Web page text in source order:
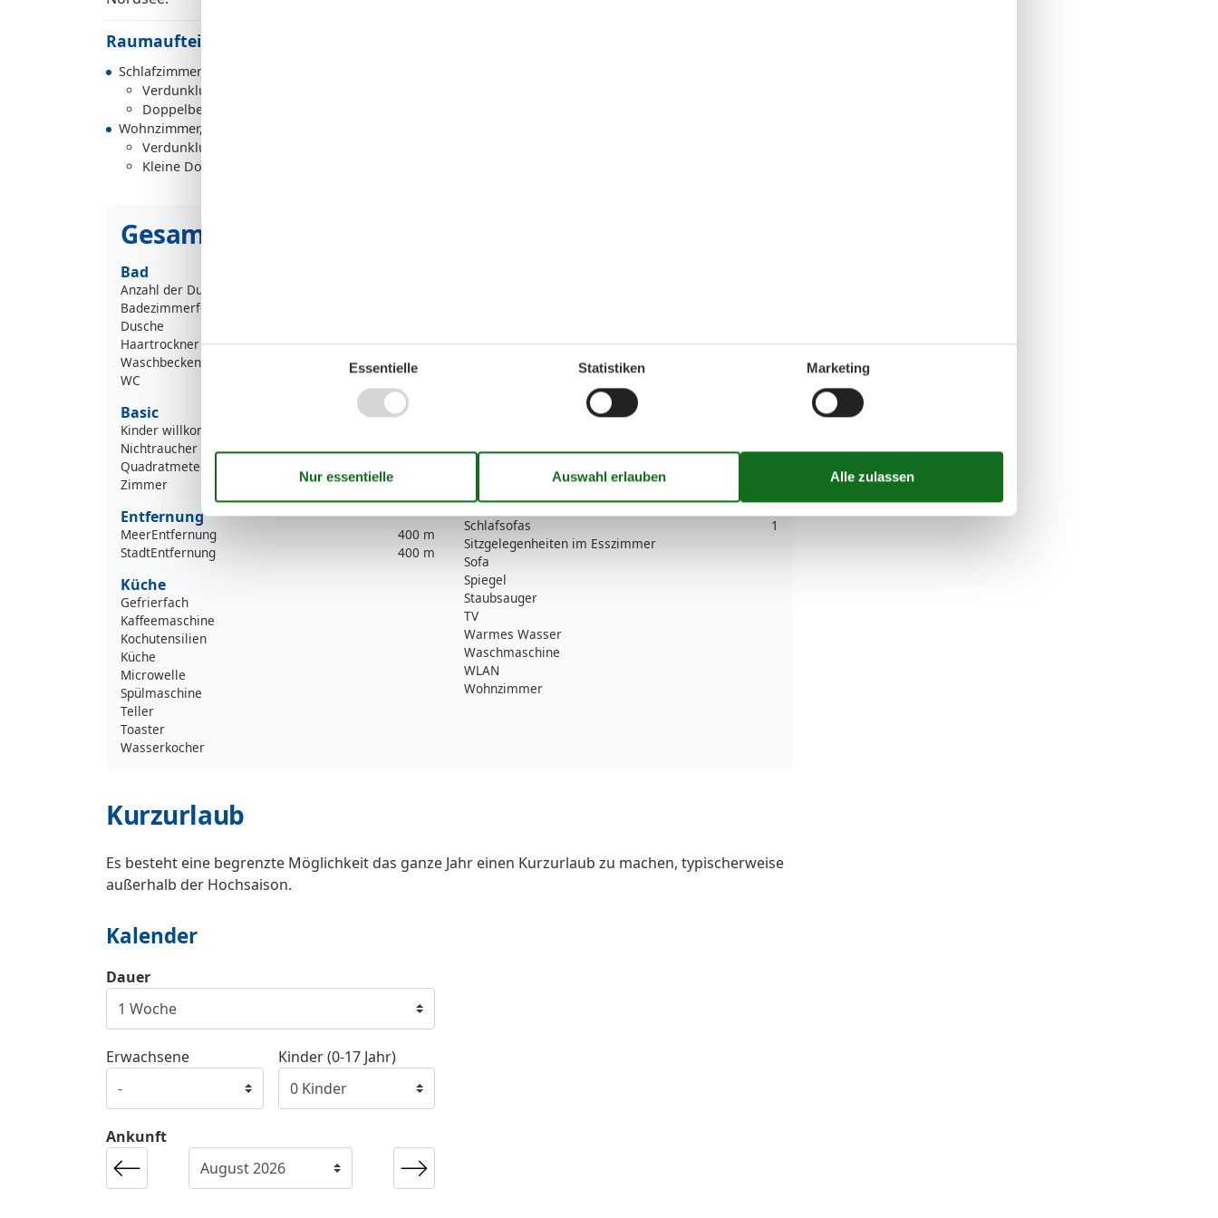
Raumaufteilung
Schlafzimmer, 2 Personen
Verdunklungsvorhänge, Kleiderschrank
Doppelbett
Wohnzimmer, 2 Personen
Verdunklungsvorhänge
Kleine Doppelcouch
Gesamte Ausstattung
Bad
Anzahl der Duschen
Badezimmerfenster
Dusche
Haartrockner
Waschbecken
WC
Basic
Kinder willkommen
Nichtraucher
Quadratmeter
Zimmer
Entfernung
MeerEntfernung
400 m
StadtEntfernung
400 m
Küche
Gefrierfach
Kaffeemaschine
Kochutensilien
Küche
Microwelle
Spülmaschine
Teller
Toaster
Wasserkocher
Esstisch
Lounge-Sitzgelegenheiten
Möglichkeit zur Raumverdunkelung
Sauna
Schlafsofas
1
Sitzgelegenheiten im Esszimmer
Sofa
Spiegel
Staubsauger
TV
Warmes Wasser
Waschmaschine
WLAN
Wohnzimmer
Kurzurlaub
Es besteht eine begrenzte Möglichkeit das ganze Jahr einen Kurzurlaub zu machen, typischerweise
außerhalb der Hochsaison.
Kalender
Ankunft
Dauer
Erwachsene Kinder (0-17 Jahr)
Essentielle Statistiken Marketing